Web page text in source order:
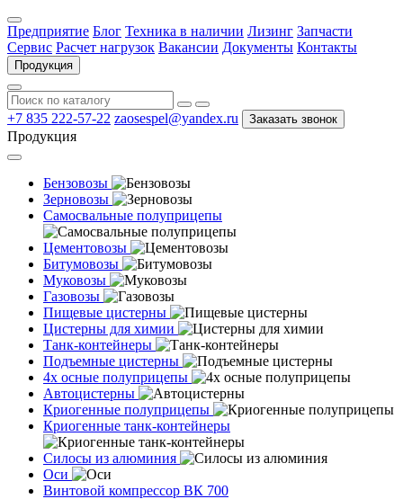
Предприятие Блог Техника в наличии Лизинг Запчасти
Сервис Расчет нагрузок Вакансии Документы Контакты
Продукция
+7 835 222-57-22 zaosespel@yandex.ru Заказать звонок
Продукция
Бензовозы
Зерновозы
Самосвальные полуприцепы
Цементовозы
Битумовозы
Муковозы
Газовозы
Пищевые цистерны
Цистерны для химии
Танк-контейнеры
Подъемные цистерны
4х осные полуприцепы
Автоцистерны
Криогенные полуприцепы
Криогенные танк-контейнеры
Силосы из алюминия
Оси
Винтовой компрессор ВК 700